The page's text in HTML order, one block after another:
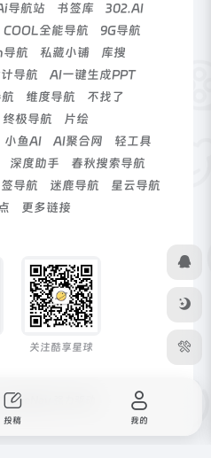
导航站 书签库
302.AI
COOL全能导航
9G导航
导航 私藏小铺
库搜
导航
AI一键生成PPT
维度导航
不找了
终极导航
片绘
小鱼AI AI聚合网
轻工具
深度助手
春秋搜索导航
导航 迷鹿导航
星云导航
更多链接
关注酷享星球
OneNav
投稿 我的